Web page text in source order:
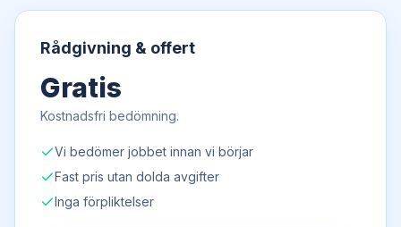
Rådgivning & offert
Gratis
Kostnadsfri bedömning.
Vi bedömer jobbet innan vi börjar
Fast pris utan dolda avgifter
Inga förpliktelser